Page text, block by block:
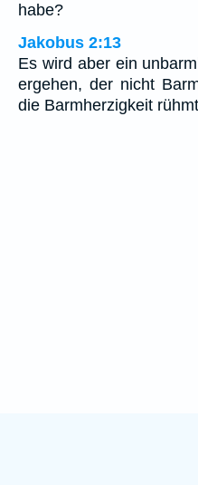
habe?
Jakobus 2:13
Es wird aber ein
ergehen, der nicht
die Barmherzigkeit